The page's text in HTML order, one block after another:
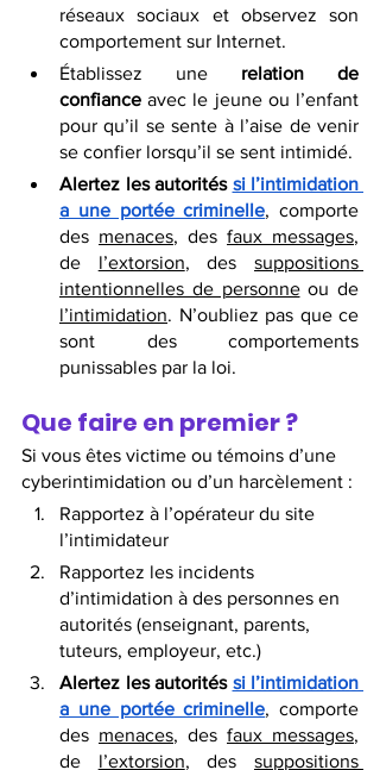
réseaux sociaux et observez son
comportement sur Internet.
Établissez une relation de
confiance avec le jeune ou l’enfant
pour qu’il se sente à l’aise de venir
se confier lorsqu’il se sent intimidé.
Alertez les autorités si l’intimidation
a une portée criminelle, comporte
des menaces, des faux messages,
de l’extorsion, des suppositions
intentionnelles de personne
l’intimidation. N’oubliez pas que ce
sont des comportements
punissables par la loi.
Que faire en premier ?
Si vous êtes victime ou témoins d’une
cyberintimidation ou d’un harcèlement :
Rapportez à l’opérateur du site
l’intimidateur
Rapportez les incidents
d’intimidation à des personnes en
autorités (enseignant, parents,
tuteurs, employeur, etc.)
Alertez les autorités si l’intimidation
a une portée criminelle, comporte
des menaces, des faux messages,
de l’extorsion, des suppositions